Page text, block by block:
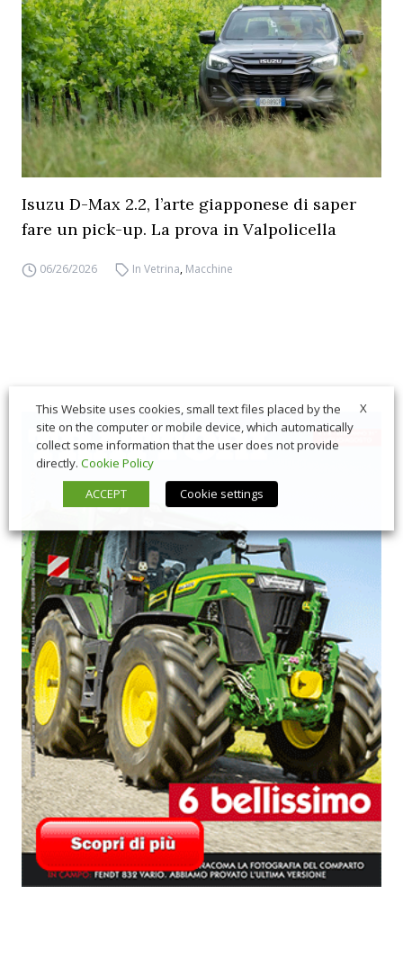
Isuzu D-Max 2.2, l’arte giapponese di saper
fare un pick-up. La prova in Valpolicella
06/26/2026 In Vetrina, Macchine
X
This Website uses cookies, small text files placed by the
site on the computer or mobile device, which automatically
collect some information that the user does not provide
directly. Cookie Policy
ACCEPT
Cookie settings